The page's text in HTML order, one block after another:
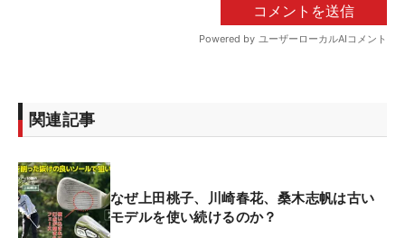
関連記事
なぜ上田桃子、川崎春花、桑木志帆は古い
モデルを使い続けるのか？